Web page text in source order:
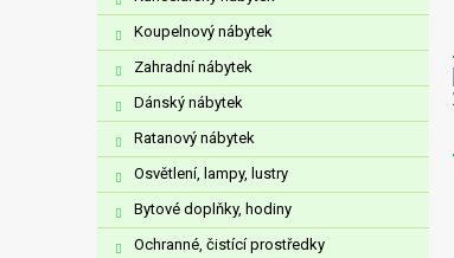
Koupelnový nábytek
Zahradní nábytek
Dánský nábytek
Ratanový nábytek
Osvětlení, lampy, lustry
Bytové doplňky, hodiny
Ochranné, čistící prostředky